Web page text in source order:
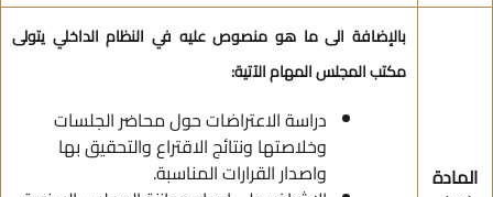
المادة
بالإضافة الى ما هو منصوص عليه في النظام الداخلي يتولى
مكتب المجلس المهام الآتية:
دراسة الاعتراضات حول محاضر الجلسات
وخلاصتها ونتائج الاقتراع والتحقيق بها
واصدار القرارات المناسبة.